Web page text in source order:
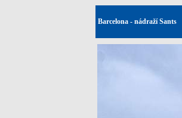
Barcelona - nádraží Sants